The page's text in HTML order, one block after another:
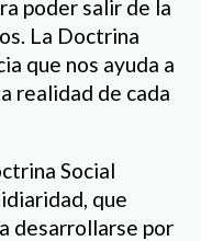
poder salir de la
La Doctrina
que nos ayuda a
realidad de cada
Social
que
desarrollarse por